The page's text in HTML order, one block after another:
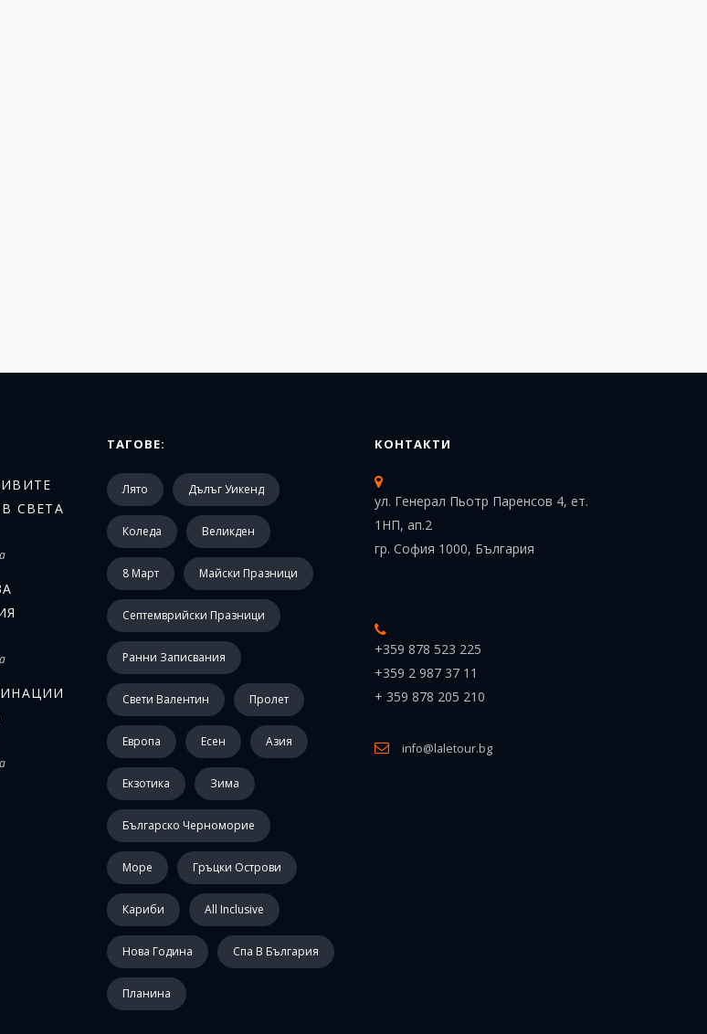
СВЕТА
ТАГОВЕ:
Лято Дълъг Уикенд
Коледа Великден
8 Март Майски Празници
Септемврийски Празници
Ранни Записвания
Свети Валентин Пролет
Европа Есен Азия
Екзотика Зима
Българско Черноморие
Море Гръцки Острови
Кариби All Inclusive
Нова Година Спа В България
Планина
КОНТАКТИ
ул. Генерал Пьотр Паренсов 4, ет.
1НП, ап.2
гр. София 1000, България
+359 878 523 225
+359 2 987 37 11
+ 359 878 205 210
info@laletour.bg